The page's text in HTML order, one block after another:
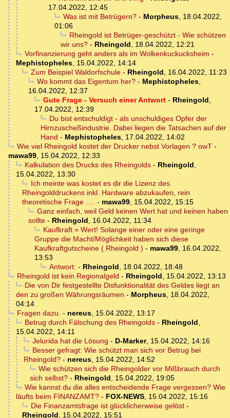
17.04.2022, 12:45
Was ist mit Betrügern?- Morpheus, 18.04.2022,
01:06
Rheingold ist Betrüger-geschützt - Wie schützen
wir uns? - Rheingold, 18.04.2022, 12:21
Vorfinanzierung geht anders als im Wolkenkuckucksheim -
Mephistopheles, 15.04.2022, 14:14
Zum Beispiel Waldorfschule- Rheingold, 16.04.2022, 11:23
Wo kommt das Eigentum her?- Mephistopheles,
16.04.2022, 12:37
Gute Frage - Versuch einer Antwort- Rheingold,
17.04.2022, 12:39
Du bist entschuldigt - als unschuldiges Opfer der
Hirnzuscheßindustrie. Dabei liegen die Tatsachen auf der
Hand - Mephistopheles, 17.04.2022, 14:02
Wie viel Rheingold kostet der Drucker nebst Vorlagen ? owT-
mawa99, 15.04.2022, 12:33
Kalkulation des Drucks des Rheingolds- Rheingold,
15.04.2022, 13:30
Ich meinte was kostet es dir die Lizenz des
Rheingolddruckens inkl. Hardware abzukaufen, rein
theoretische Frage …. - mawa99, 15.04.2022, 15:15
Ganz einfach, weil Geld keinen Wert hat und keinen haben
sollte - Rheingold, 16.04.2022, 11:34
Kaufkraft = Wert! Solange einer oder eine geringe
Gruppe die Macht/Möglichkeit haben sich diese
Kaufkraftgutscheine ( Rheingold ) - mawa99, 16.04.2022,
13:53
Antwort: - Rheingold, 18.04.2022, 18:48
Rheingold ist kein Regionalgeld - Rheingold, 15.04.2022, 13:13
Die von Dir festgestellte Disfunktionalität des Geldes liegt an
den zu großen Währungsräumen - Morpheus, 18.04.2022,
04:14
Fragen dazu. - nereus, 15.04.2022, 13:17
Betrug durch Fälschung des Rheingolds- Rheingold,
15.04.2022, 14:11
Jelurida hat die Lösung - D-Marker, 15.04.2022, 14:16
Besser gefragt: Wie schützt man sich vor Betrug bei
Rheingold? - nereus, 15.04.2022, 14:52
Wie schützen sich die Rheingolder vor Mißbrauch durch
sich selbst? - Rheingold, 15.04.2022, 19:05
Wie kannst du die alles entscheidende Frage vergessen? Wie
läufts beim FINANZAMT? - FOX-NEWS, 15.04.2022, 15:16
Die Finanzamtsfrage ist glücklicherweise gelöst-
Rheingold, 15.04.2022, 15:51